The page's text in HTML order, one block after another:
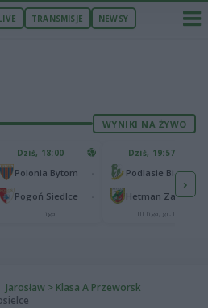
TRANSMISJE NEWSY
WYNIKI NA ŻYWO
Dziś, 18:00
Polonia Bytom
Pogoń Siedlce
I liga
Dziś, 19:57
Podlasie Biała Podlaska
Hetman Zamość
III liga, gr. IV
›
Jarosław > Klasa A Przeworsk